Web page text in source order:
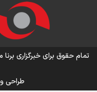
اینفو برنا/ میزان
تمام حقوق برای خبرگزاری
طراحی